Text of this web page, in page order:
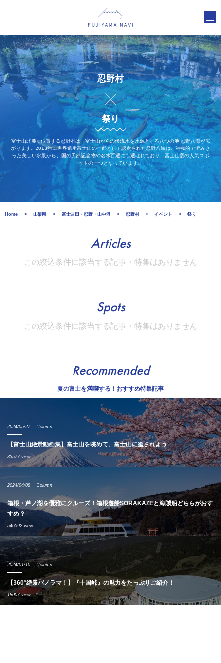
忍野村
祭り
富士山北麓に位置する忍野村は、富士山からの伏流水を水源とする八つの池 忍野八海が広
がります。2013年に世界遺産富士山の一部として認定された忍野八海は、神秘的で澄みき
った美しい水景から、国の天然記念物や名水百選にも選ばれており、富士山麓の人気スポ
ットの一つとなっています。
Home 山梨県 富士吉田・忍野・山中湖 忍野村 イベント 祭り
Articles
この絞込条件に該当する記事・特集はありません
Spots
この絞込条件に該当する記事・特集はありません
Recommended
夏の富士を満喫する！おすすめ特集記事
2024/05/27 Column
【富士山絶景動画集】富士山を眺めて、富士山に癒されよう
33577 view
2024/04/08 Column
箱根・芦ノ湖を優雅にクルーズ！箱根遊船SORAKAZEと海賊船どちらがおす
すめ？
546592 view
2024/01/10 Column
【360°絶景パノラマ！】『十国峠』の魅力をたっぷりご紹介！
18007 view